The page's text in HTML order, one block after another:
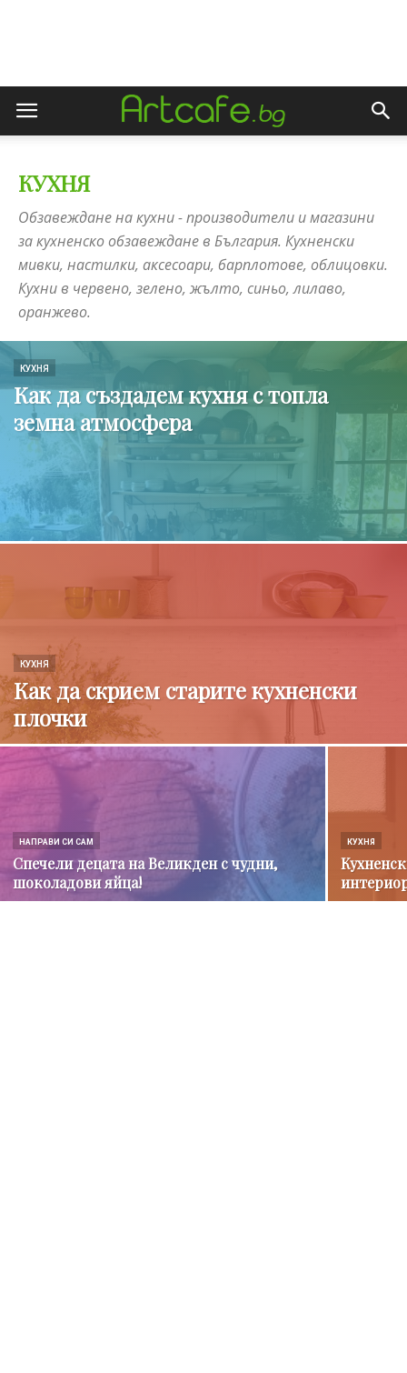
КУХНЯ
Обзавеждане на кухни - производители и магазини
за кухненско обзавеждане в България. Кухненски
мивки, настилки, аксесоари, барплотове, облицовки.
Кухни в червено, зелено, жълто, синьо, лилаво,
оранжево.
КУХНЯ
Как да създадем кухня с топла
земна атмосфера
КУХНЯ
Как да скрием старите кухненски
плочки
НАПРАВИ СИ САМ
Спечели децата на Великден с чудни,
шоколадови яйца!
КУХНЯ